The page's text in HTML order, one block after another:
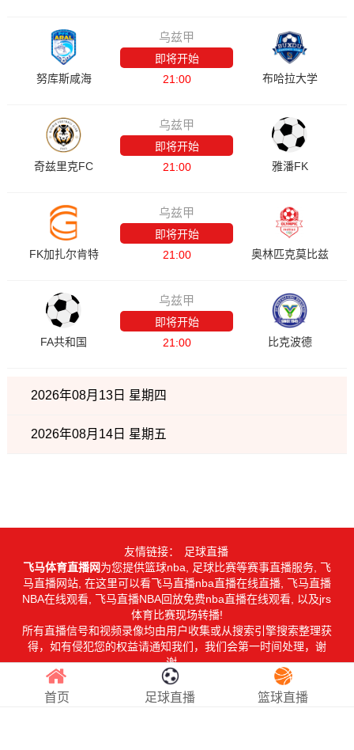
努库斯咸海
乌兹甲
即将开始
21:00
布哈拉大学
奇兹里克FC
乌兹甲
即将开始
21:00
雅潘FK
FK加扎尔肯特
乌兹甲
即将开始
21:00
奥林匹克莫比兹
FA共和国
乌兹甲
即将开始
21:00
比克波德
2026年08月13日 星期四
2026年08月14日 星期五
友情链接：
足球直播
飞马体育直播网为您提供篮球nba, 足球比赛等赛事直播服务, 飞
马直播网站, 在这里可以看飞马直播nba直播在线直播, 飞马直播
NBA在线观看, 飞马直播NBA回放免费nba直播在线观看, 以及jrs
体育比赛现场转播!
所有直播信号和视频录像均由用户收集或从搜索引擎搜索整理获
得，如有侵犯您的权益请通知我们，我们会第一时间处理，谢
谢。
Copyright © 2026
飞马体育直播网
. All Rights Reserved 版权所
有网站地图
首页 足球直播 篮球直播